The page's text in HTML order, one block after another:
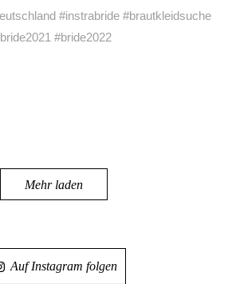
Mehr laden
Auf Instagram folgen